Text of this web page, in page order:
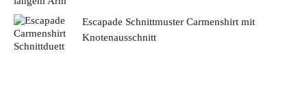
Escapade Schnittmuster Carmenshirt mit
Knotenausschnitt